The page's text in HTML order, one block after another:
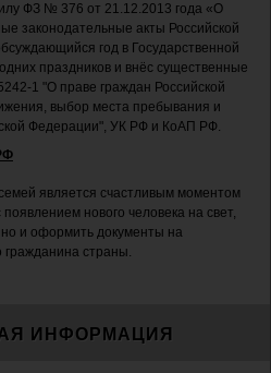
ФЗ № 376 от 21.12.2013 года «О
законодательные акты Российской
год в Государственной
праздников и внёс существенные
1 "О праве граждан Российской
выбор места пребывания и
Федерации", УК РФ и КоАП РФ.
является счастливым моментом
нового человека на свет,
и оформить документы на
гражданина страны.
ИНФОРМАЦИЯ